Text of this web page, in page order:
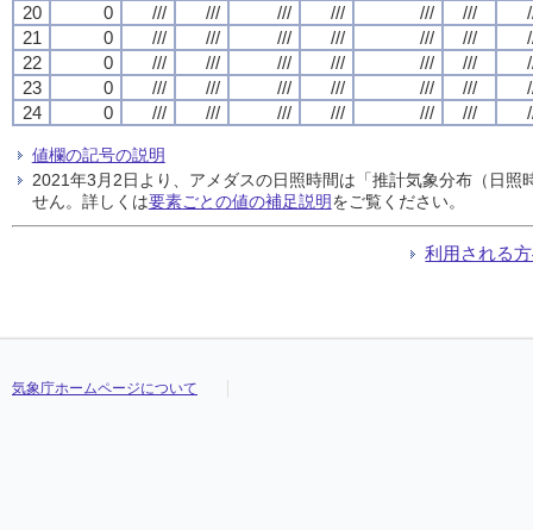
20
0 /// /// /// /// /// ///
21
0 /// /// /// /// /// ///
22
0 /// /// /// /// /// ///
23
0 /// /// /// /// /// ///
24
0 /// /// /// /// /// ///
値欄の記号の説明
2021年3月2日より、アメダスの日照時間は「推計気象分布（日
せん。詳しくは要素ごとの値の補足説明をご覧ください。
利用される
気象庁ホームページについて